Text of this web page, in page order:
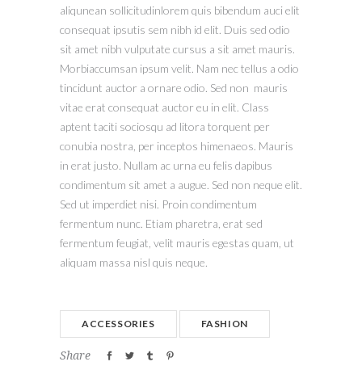
aliqunean sollicitudinlorem quis bibendum auci elit
consequat ipsutis sem nibh id elit. Duis sed odio
sit amet nibh vulputate cursus a sit amet mauris.
Morbiaccumsan ipsum velit. Nam nec tellus a odio
tincidunt auctor a ornare odio. Sed non mauris
vitae erat consequat auctor eu in elit. Class
aptent taciti sociosqu ad litora torquent per
conubia nostra, per inceptos himenaeos. Mauris
in erat justo. Nullam ac urna eu felis dapibus
condimentum sit amet a augue. Sed non neque elit.
Sed ut imperdiet nisi. Proin condimentum
fermentum nunc. Etiam pharetra, erat sed
fermentum feugiat, velit mauris egestas quam, ut
aliquam massa nisl quis neque.
ACCESSORIES FASHION
Share